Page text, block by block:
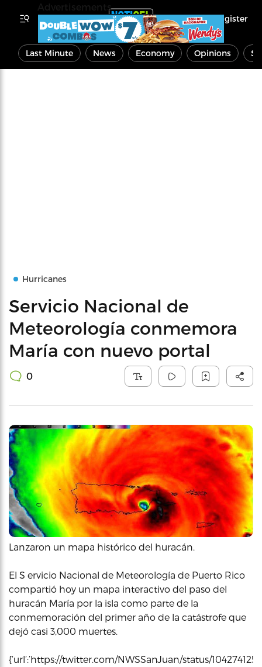
Register
Last Minute News Economy Opinions
Hurricanes
Servicio Nacional de
Meteorología conmemora
María con nuevo portal
0
Lanzaron un mapa histórico del huracán.
El S ervicio Nacional de Meteorología de Puerto Rico
compartió hoy un mapa interactivo del paso del
huracán María por la isla como parte de la
conmemoración del primer año de la catástrofe que
dejó casi 3,000 muertes.
{‘url’:’https://twitter.com/NWSSanJuan/status/
Advertisements